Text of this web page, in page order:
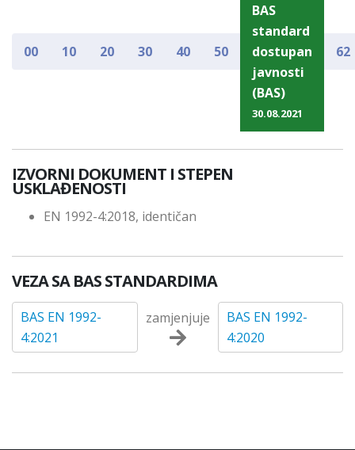
00 10 20 30 40 50
BAS
standard
dostupan
javnosti
(BAS)
30.08.2021
62
IZVORNI DOKUMENT I STEPEN
USKLAĐENOSTI
EN 1992-4:2018, identičan
VEZA SA BAS STANDARDIMA
BAS EN 1992-
4:2021
zamjenjuje
BAS EN 1992-
4:2020